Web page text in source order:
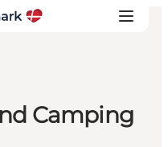
Camping